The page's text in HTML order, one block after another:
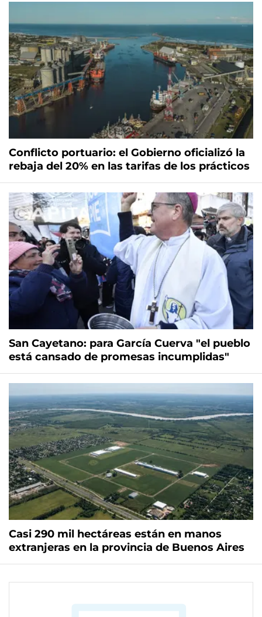
Conflicto portuario: el Gobierno oficializó la
rebaja del 20% en las tarifas de los prácticos
San Cayetano: para García Cuerva "el pueblo
está cansado de promesas incumplidas"
Casi 290 mil hectáreas están en manos
extranjeras en la provincia de Buenos Aires